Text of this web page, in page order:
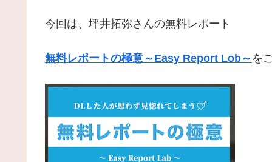
今回は、坪井拓弥さんの無料レポート
無料レポートの極意～Easy Report Lob～ を